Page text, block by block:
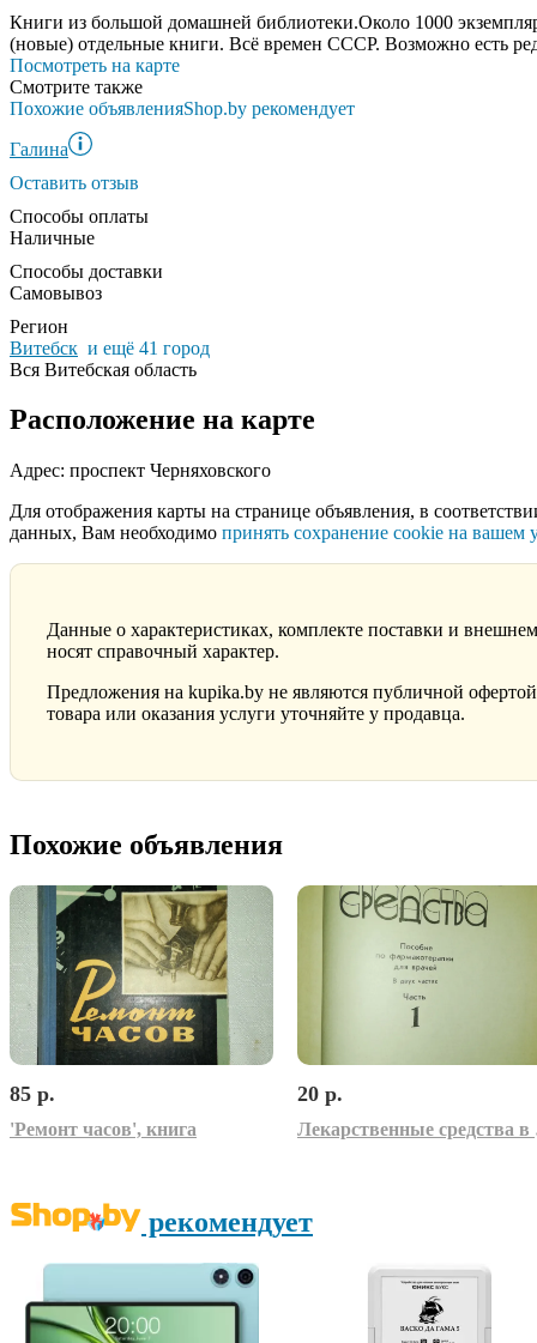
Книги из большой домашней библиотеки.Около 1000
(новые) отдельные книги. Всё времен СССР. Возможно есть
Посмотреть на карте
Смотрите также
Похожие объявленияShop.by рекомендует
Галина
Оставить отзыв
Способы оплаты
Наличные
Способы доставки
Самовывоз
Регион
Витебск и ещё 41 город
Вся Витебская область
Расположение на карте
Адрес: проспект Черняховского
Для отображения карты на странице объявления, в
данных, Вам необходимо принять сохранение cookie на вашем
Данные о характеристиках, комплекте поставки и
носят справочный характер.
Предложения на kupika.by не являются публичной
товара или оказания услуги уточняйте у продавца.
Похожие объявления
85 р.
'Ремонт часов', книга
20 р.
рекомендует